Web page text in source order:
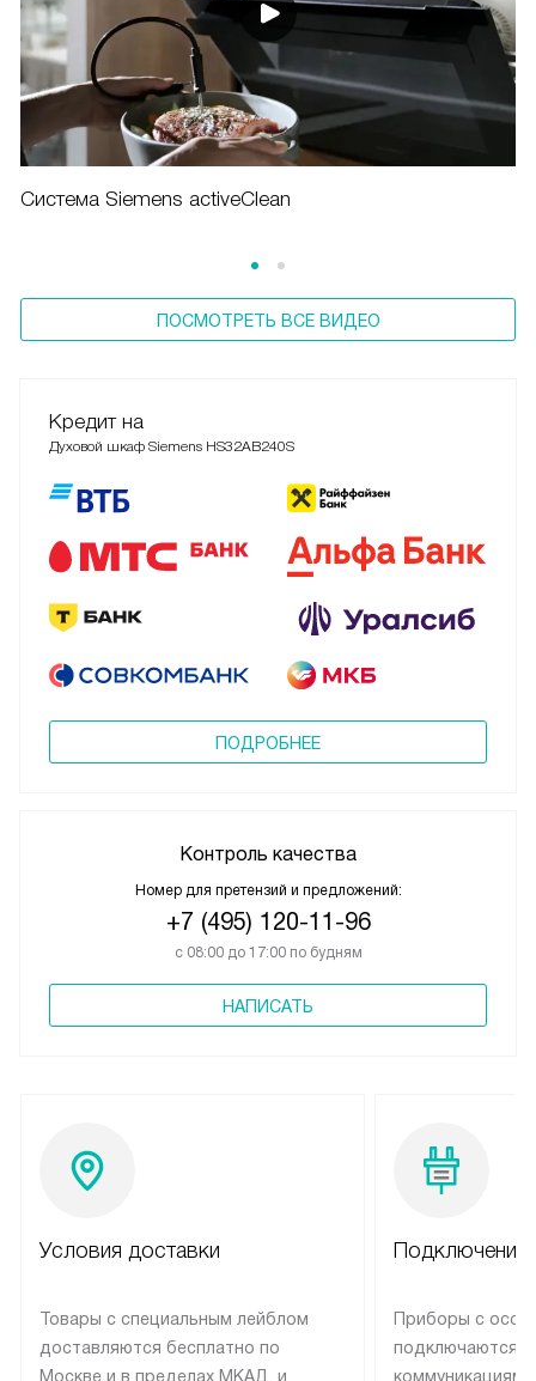
Система Siemens activeClean
ПОСМОТРЕТЬ ВСЕ ВИДЕО
Кредит на
Духовой шкаф Siemens HS32AB240S
ПОДРОБНЕЕ
Контроль качества
Номер для претензий и предложений:
+7 (495) 120-11-96
с 08:00 до 17:00 по будням
НАПИСАТЬ
Условия доставки
Товары с специальным лейблом
доставляются бесплатно по
Москве и в пределах МКАД, и
Подключение
Приборы с
подключаются к
коммуникациям